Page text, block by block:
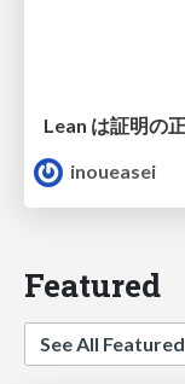
inoueasei
Featured
See All Featured